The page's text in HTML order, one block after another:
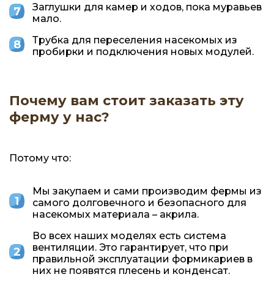
Заглушки для камер и ходов, пока муравьев
мало.
Трубка для переселения насекомых из
пробирки и подключения новых модулей.
Почему вам стоит заказать эту
ферму у нас?
Потому что:
Мы закупаем и сами производим фермы из
самого долговечного и безопасного для
насекомых материала – акрила.
Во всех наших моделях есть система
вентиляции. Это гарантирует, что при
правильной эксплуатации формикариев в
них не появятся плесень и конденсат.